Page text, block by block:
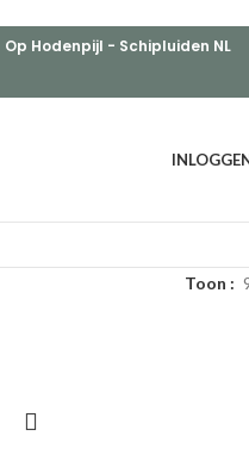
Hodenpijl - Schipluiden NL
Toon